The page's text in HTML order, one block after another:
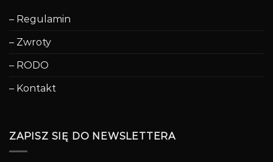
– Regulamin
– Zwroty
– RODO
– Kontakt
ZAPISZ SIĘ DO NEWSLETTERA